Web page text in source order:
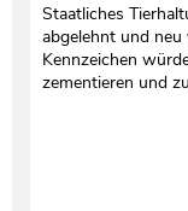
Staatliches
abgelehnt und
Kennzeichen
zementieren und